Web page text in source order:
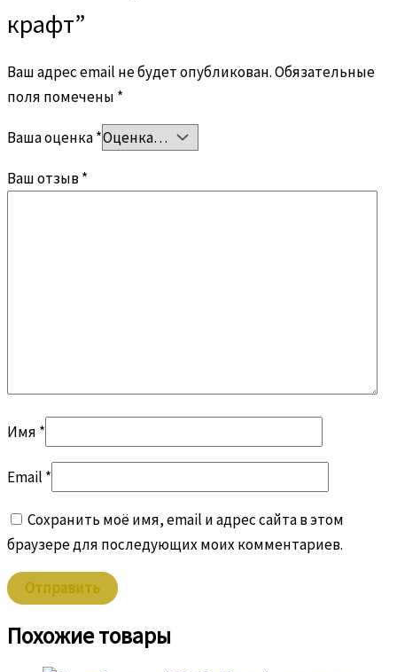
крафт”
Ваш адрес email не будет опубликован.Обязательные
поля помечены *
Ваша оценка*
Ваш отзыв *
Имя *
Email *
Сохранить моё имя, email и адрес сайта в этом
браузере для последующих моих комментариев.
Похожие товары